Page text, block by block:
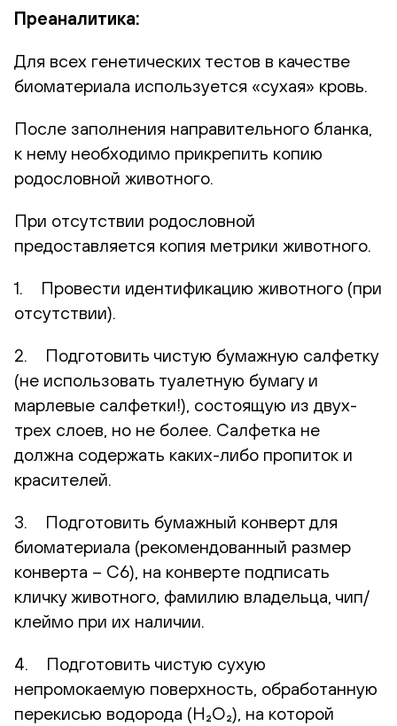
Преаналитика:
Для всех генетических тестов в качестве
биоматериала используется «сухая» кровь.
После заполнения направительного бланка,
к нему необходимо прикрепить копию
родословной животного.
При отсутствии родословной
предоставляется копия метрики животного.
1. Провести идентификацию животного (при
отсутствии).
2. Подготовить чистую бумажную салфетку
(не использовать туалетную бумагу и
марлевые салфетки!), состоящую из двух-
трех слоев, но не более. Салфетка не
должна содержать каких-либо пропиток и
красителей.
3. Подготовить бумажный конверт для
биоматериала (рекомендованный размер
конверта – С6), на конверте подписать
кличку животного, фамилию владельца, чип/
клеймо при их наличии.
4. Подготовить чистую сухую
непромокаемую поверхность, обработанную
перекисью водорода (H₂O₂), на которой